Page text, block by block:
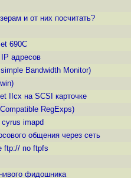
и от них посчитать?
690C
адресов
Bandwidth Monitor)
IIcx на SCSI карточке
RegExps)
imapd
общения через сеть
ftp:// по ftpfs
фидошника